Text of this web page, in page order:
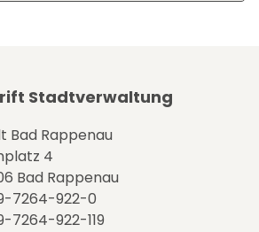
Stadtverwaltung
Bad Rappenau
4
Bad Rappenau
7264-922-0
7264-922-119